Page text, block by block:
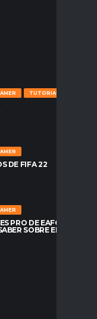
TUTORIALES
DE FIFA 22
PRO DE EAFC26:
SOBRE EL